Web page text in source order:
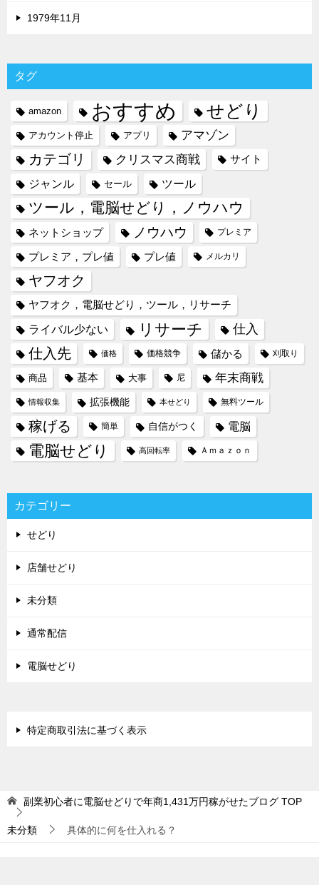
1979年11月
タグ
amazon おすすめ せどり
アカウント停止 アプリ アマゾン
カテゴリ クリスマス商戦 サイト
ジャンル セール ツール
ツール，電脳せどり，ノウハウ
ネットショップ ノウハウ プレミア
プレミア，プレ値 プレ値 メルカリ
ヤフオク
ヤフオク，電脳せどり，ツール，リサーチ
ライバル少ない リサーチ 仕入
仕入先 価格 価格競争 儲かる 刈取り
商品 基本 大事 尼 年末商戦
情報収集 拡張機能 本せどり 無料ツール
稼げる 簡単 自信がつく 電脳
電脳せどり 高回転率 Ａｍａｚｏｎ
カテゴリー
せどり
店舗せどり
未分類
通常配信
電脳せどり
特定商取引法に基づく表示
副業初心者に電脳せどりで年商1,431万円稼がせたブログ TOP
未分類 具体的に何を仕入れる？